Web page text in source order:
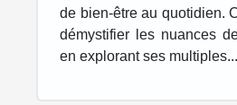
de bien-être au quotidien.
démystifier les nuances
en explorant ses multiples...